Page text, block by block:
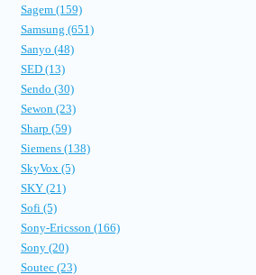
Sagem (159)
Samsung (651)
Sanyo (48)
SED (13)
Sendo (30)
Sewon (23)
Sharp (59)
Siemens (138)
SkyVox (5)
SKY (21)
Sofi (5)
Sony-Ericsson (166)
Sony (20)
Soutec (23)